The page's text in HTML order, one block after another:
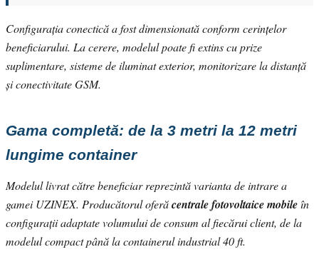
Configurația conectică a fost dimensionată conform cerințelor
beneficiarului. La cerere, modelul poate fi extins cu prize
suplimentare, sisteme de iluminat exterior, monitorizare la distanță
și conectivitate GSM.
Gama completă: de la 3 metri la 12 metri
lungime container
Modelul livrat către beneficiar reprezintă varianta de intrare a
gamei UZINEX. Producătorul oferăcentrale fotovoltaice mobileîn
configurații adaptate volumului de consum al fiecărui client, de la
modelul compact până la containerul industrial 40 ft.